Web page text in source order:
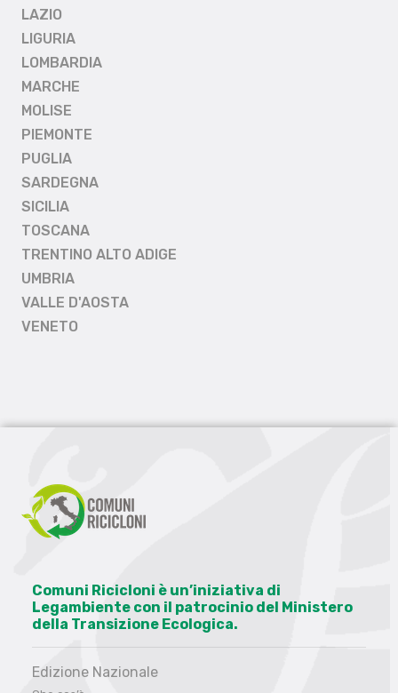
LAZIO
LIGURIA
LOMBARDIA
MARCHE
MOLISE
PIEMONTE
PUGLIA
SARDEGNA
SICILIA
TOSCANA
TRENTINO ALTO ADIGE
UMBRIA
VALLE D'AOSTA
VENETO
Comuni Ricicloni è un’iniziativa di
Legambiente con il patrocinio del Ministero
della Transizione Ecologica.
Edizione Nazionale